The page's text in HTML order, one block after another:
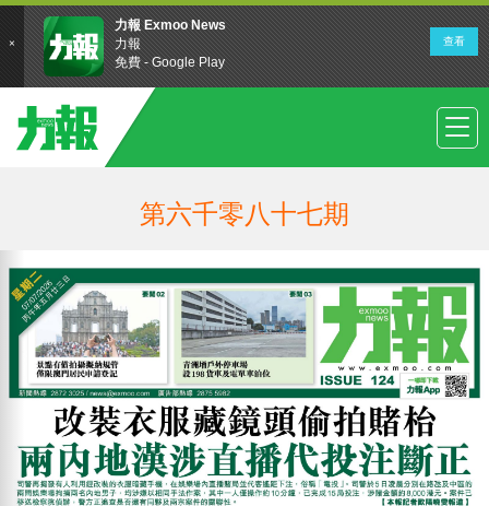
第六千零八十七期